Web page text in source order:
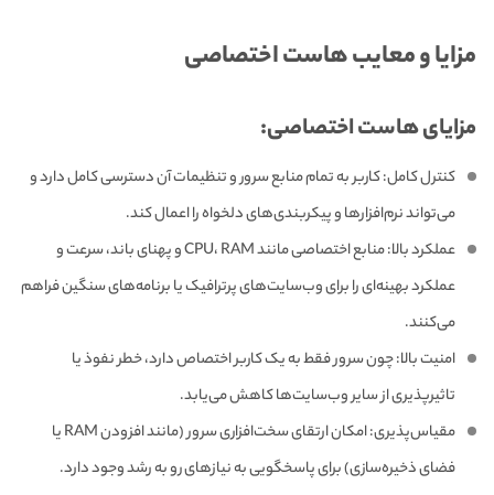
مزایا و معایب هاست اختصاصی
مزایای هاست اختصاصی:
کنترل کامل: کاربر به تمام منابع سرور و تنظیمات آن دسترسی کامل دارد و
می‌تواند نرم‌افزارها و پیکربندی‌های دلخواه را اعمال کند.
عملکرد بالا: منابع اختصاصی مانند CPU، RAM و پهنای باند، سرعت و
عملکرد بهینه‌ای را برای وب‌سایت‌های پرترافیک یا برنامه‌های سنگین فراهم
می‌کنند.
امنیت بالا: چون سرور فقط به یک کاربر اختصاص دارد، خطر نفوذ یا
تاثیرپذیری از سایر وب‌سایت‌ها کاهش می‌یابد.
مقیاس‌پذیری: امکان ارتقای سخت‌افزاری سرور (مانند افزودن RAM یا
فضای ذخیره‌سازی) برای پاسخگویی به نیازهای رو به رشد وجود دارد.